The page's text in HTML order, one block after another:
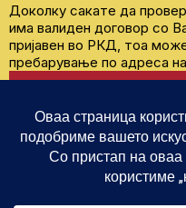
Доколку сакате да
има валиден договор со
пријавен во РКД, тоа
пребарување по адреса
Copyright © 2026